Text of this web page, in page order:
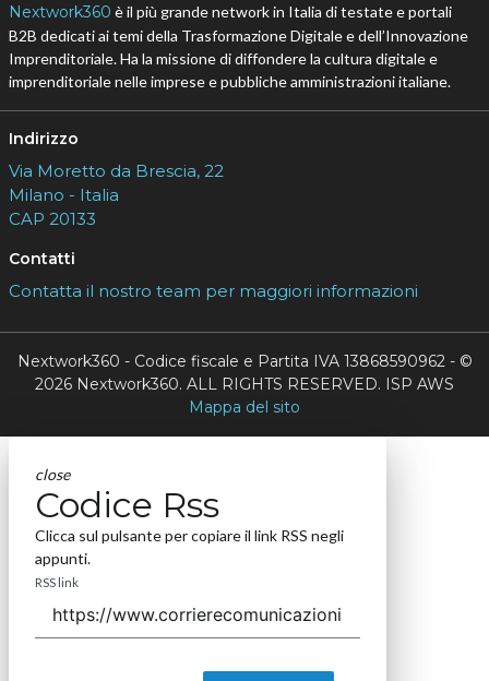
Nextwork360 è il più grande network in Italia di testate e portali
B2B dedicati ai temi della Trasformazione Digitale e dell’Innovazione
Imprenditoriale. Ha la missione di diffondere la cultura digitale e
imprenditoriale nelle imprese e pubbliche amministrazioni italiane.
Indirizzo
Via Moretto da Brescia, 22
Milano - Italia
CAP 20133
Contatti
Contatta il nostro team per maggiori informazioni
Nextwork360 - Codice fiscale e Partita IVA 13868590962 - ©
2026 Nextwork360. ALL RIGHTS RESERVED. ISP AWS
Mappa del sito
close
Codice Rss
Clicca sul pulsante per copiare il link RSS negli
appunti.
RSS link